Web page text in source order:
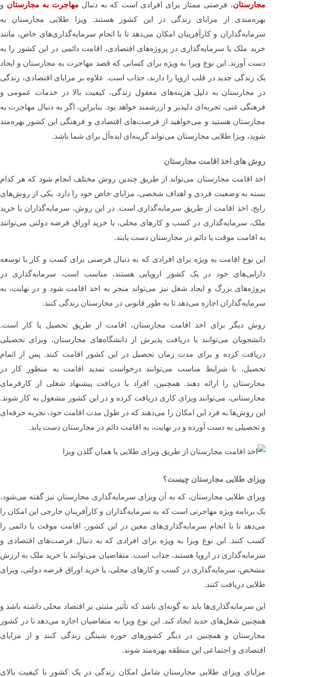
مجارستان، فرصتی ممتاز برای افرادی است که به دنبال مهاجرت به مجارستان و
بهره‌مندی از مزایای زندگی در این کشور هستند. ویزا طلایی مجارستان به
سرمایه‌گذاران و کارآفرینان امکان می‌دهد تا با انجام سرمایه‌گذاری‌های خاص، مانند
خرید ملک یا سرمایه‌گذاری در پروژه‌های اقتصادی، اقامت دائمی در این کشور را به
دست آورند. این نوع ویزا به ویژه برای کسانی که قصد مهاجرت به مجارستان و ایجاد
یک زندگی جدید در قلب اروپا را دارند، جذاب است. علاوه بر مزایای اقتصادی، زندگی
در مجارستان به دلیل هزینه‌های معقول زندگی، کیفیت بالا در خدمات عمومی و
فرهنگی غنی، تجربه‌ای دلپذیر و ارزشمند خواهد بود. بنابراین، اگر به دنبال مهاجرت به
مجارستان هستید و می‌خواهید از فرصت‌های اقتصادی و فرهنگی این کشور بهره‌مند
شوید، ویزا طلایی مجارستان می‌تواند گزینه‌ای ایده‌آل برای شما باشد.
روش های اخذ اقامت مجارستان
اخذ اقامت مجارستان می‌تواند از طریق چندین روش مختلف انجام شود که هر کدام
بسته به وضعیت فردی و اهداف شخصی، مزایای خاص خود را دارد. یکی از روش‌های
رایج، اخذ اقامت از طریق سرمایه‌گذاری است. در این روش، سرمایه‌گذاران با خرید
ملک، سرمایه‌گذاری در کسب و کارهای محلی، یا خرید اوراق قرضه دولتی می‌توانند
به اقامت موقت یا دائم در مجارستان دست یابند.
این نوع اقامت به ویژه برای افرادی که به دنبال فرصتی برای کسب و کار یا توسعه
دارایی‌های خود در یک کشور اروپایی هستند، مناسب است. سرمایه‌گذاری در
پروژه‌های بزرگ و ایجاد شغل نیز می‌تواند منجر به اخذ اقامت شود و در نهایت، به
سرمایه‌گذاران اجازه می‌دهد تا به طور قانونی در مجارستان زندگی کنند.
روش دیگر برای اخذ اقامت مجارستان، اقامت از طریق تحصیل یا کار است.
دانشجویان می‌توانند با دریافت پذیرش از دانشگاه‌های مجارستان، ویزای تحصیلی
دریافت کرده و برای مدت زمان تحصیل در این کشور اقامت کنند. پس از اتمام
تحصیل، با شرایط مناسب می‌توانند درخواست تمدید اقامت به منظور کار در
مجارستان را ارائه دهند. همچنین، افراد با دریافت پیشنهاد شغلی از کارفرمای
مجارستانی، می‌توانند ویزای کاری دریافت کرده و در این کشور مشغول به کار شوند.
این روش‌ها به فرد این امکان را می‌دهند که در طول مدت اقامت خود، تجربه حرفه‌ای
و تحصیلی به دست آورده و در نهایت، به اقامت دائم در مجارستان دست یابد.
ویزای طلایی مجارستان چیست؟
ویزای طلایی مجارستان، که به آن ویزای سرمایه‌گذاری مجارستان نیز گفته می‌شود،
یک برنامه ویژه مهاجرتی است که به سرمایه‌گذاران و کارآفرینان خارجی این امکان را
می‌دهد تا با انجام سرمایه‌گذاری‌های معین در این کشور، اقامت موقت یا دائمی را
کسب کنند. این نوع ویزا به ویژه برای افرادی که به دنبال فرصت‌های اقتصادی و
سرمایه‌گذاری در اروپا هستند، جذاب است. متقاضیان می‌توانند با خرید ملک به ارزش
مشخص، سرمایه‌گذاری در کسب و کارهای محلی، یا خرید اوراق قرضه دولتی، ویزای
طلایی دریافت کنند.
این سرمایه‌گذاری‌ها باید به گونه‌ای باشد که تأثیر مثبتی بر اقتصاد محلی داشته باشد و
همچنین شغل‌های جدید ایجاد کند. این نوع ویزا به متقاضیان اجازه می‌دهد تا در کشور
مجارستان و همچنین در دیگر کشورهای حوزه شینگن زندگی کنند و از مزایای
اقتصادی و اجتماعی این منطقه بهره‌مند شوند.
مزایای ویزای طلایی مجارستان شامل امکان زندگی در یک کشور با کیفیت بالای